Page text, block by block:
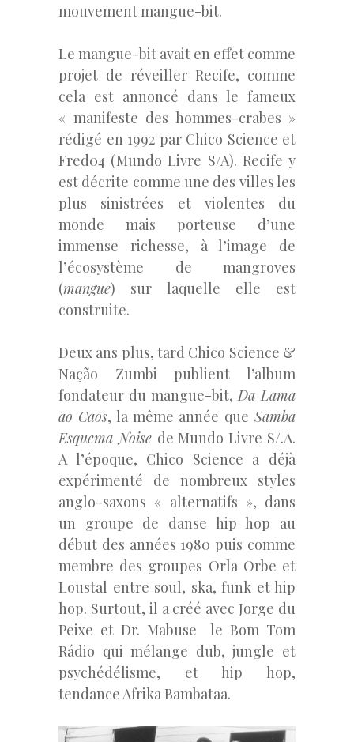
mouvement mangue-bit.
Le mangue-bit avait en effet comme
projet de réveiller Recife, comme
cela est annoncé dans le fameux
« manifeste des hommes-crabes »
rédigé en 1992 par Chico Science et
Fred04 (Mundo Livre S/A). Recife y
est décrite comme une des villes les
plus sinistrées et violentes du
monde mais porteuse d’une
immense richesse, à l’image de
l’écosystème de mangroves
(mangue) sur laquelle elle est
construite.
Deux ans plus, tard Chico Science &
Nação Zumbi publient l’album
fondateur du mangue-bit,Da Lama
ao Caos, la même année que Samba
Esquema Noise de Mundo Livre S/.A.
A l’époque, Chico Science a déjà
expérimenté de nombreux styles
anglo-saxons « alternatifs », dans
un groupe de danse hip hop au
début des années 1980 puis comme
membre des groupes Orla Orbe et
Loustal entre soul, ska, funk et hip
hop. Surtout, il a créé avec Jorge du
Peixe et Dr. Mabuse le Bom Tom
Rádio qui mélange dub, jungle et
psychédélisme, et hip hop,
tendance Afrika Bambataa.